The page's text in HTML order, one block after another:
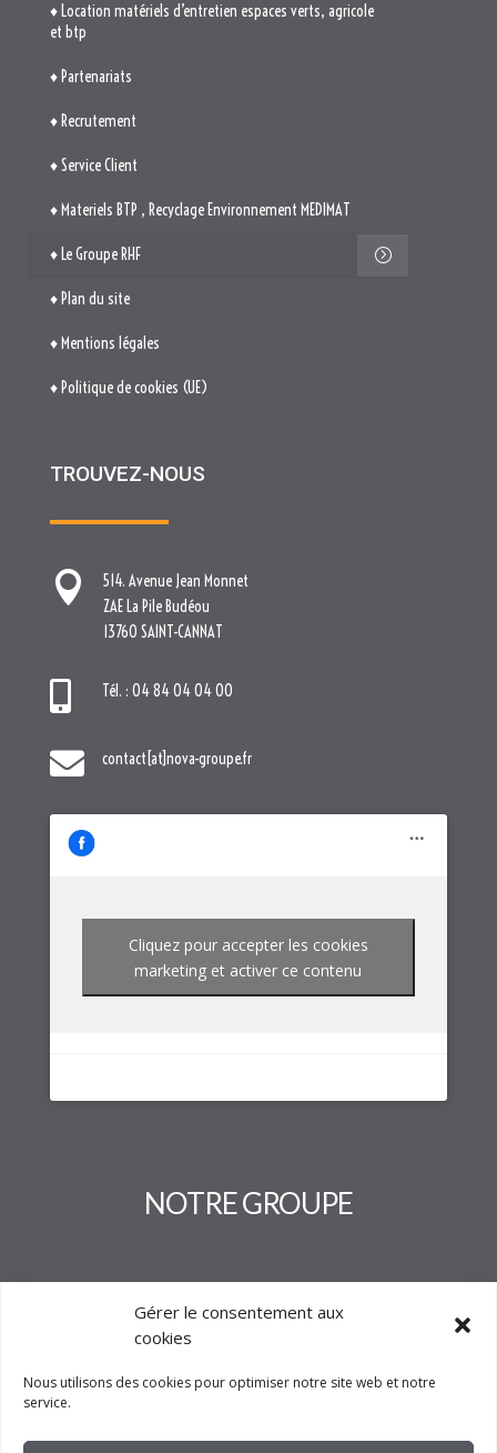
Gérer le consentement aux
cookies
Nous utilisons des cookies pour optimiser notre site web et notre
service.
♦ Location matériels d’entretien espaces verts, agricole
et btp
♦ Partenariats
♦ Recrutement
♦ Service Client
♦ Materiels BTP , Recyclage Environnement MEDIMAT
♦ Le Groupe RHF
♦ Plan du site
♦ Mentions légales
♦ Politique de cookies (UE)
TROUVEZ-NOUS

514. Avenue Jean Monnet
ZAE La Pile Budéou
13760 SAINT-CANNAT
 Tél. : 04 84 04 04 00
 contact[at]nova-groupe.fr
Cliquez pour accepter les cookies
marketing et activer ce contenu
NOTRE GROUPE